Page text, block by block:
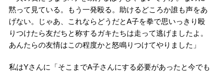
黙って見ている。もう一発殴る。助けるどころか誰も声をあ
げない。じゃあ、これならどうだとA子を拳で思いっきり殴
りつけたら友だちと称するガキたちは走って逃げましたよ。
あんたらの友情はこの程度かと怒鳴りつけてやりました」
私はYさんに「そこまでA子さんにする必要があったと今でも